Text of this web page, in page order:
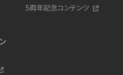
5周年記念コンテンツ